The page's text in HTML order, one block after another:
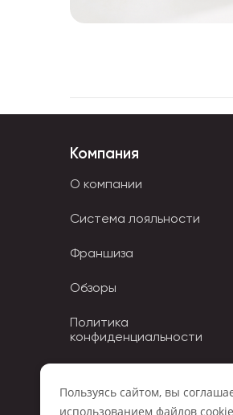
Компания
О компании
Система лояльности
Франшиза
Обзоры
Политика
конфиденциальности
Пользуясь сайтом, вы
использованием файлов